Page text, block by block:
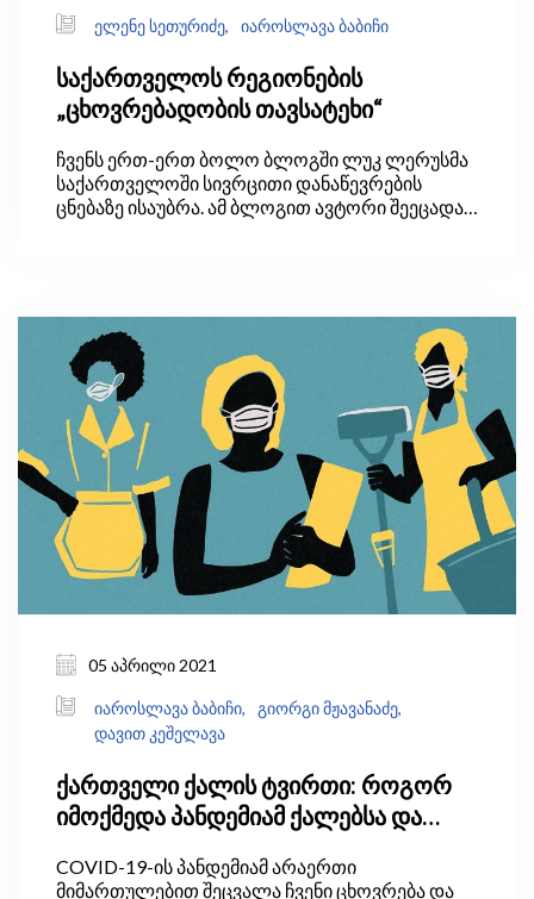
ელენე სეთურიძე, იაროსლავა ბაბიჩი
საქართველოს რეგიონების
„ცხოვრებადობის თავსატეხი“
ჩვენს ერთ-ერთ ბოლო ბლოგში ლუკ ლერუსმა
საქართველოში სივრცითი დანაწევრების
ცნებაზე ისაუბრა. ამ ბლოგით ავტორი შეეცადა,
არა ამან დედაქალაქში მიგრანტების
შემოდინება შეანელოს, რაც, თავის მხრივ,
თბილისის ინფრასტრუქტურაზე ზეწოლას
შეამცირებს. რამდენად მოსალოდნელია, რომ
ადამიანები პანდემიის შემდეგაც გააგრძელებენ
სოფლად ცხოვრებასა და დისტანციურად
მუშაობას?
05 აპრილი 2021
იაროსლავა ბაბიჩი,
გიორგი მჟავანაძე,
დავით კეშელავა
ქართველი ქალის ტვირთი: როგორ
იმოქმედა პანდემიამ ქალებსა და
განაწილებაზე და რატომაა ეს
COVID-19-ის პანდემიამ არაერთი
მიმართულებით შეცვალა ჩვენი ცხოვრება და